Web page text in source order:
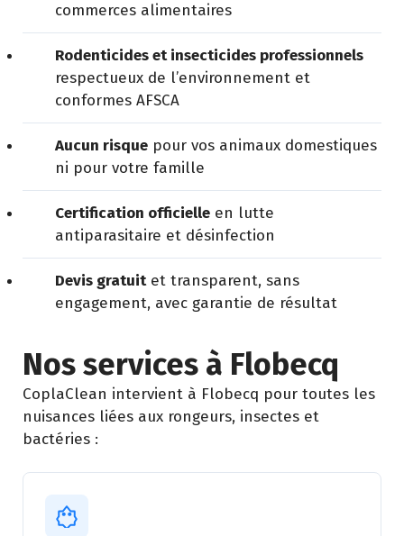
commerces alimentaires
Rodenticides et insecticides professionnels
respectueux de l’environnement et
conformes AFSCA
Aucun risque pour vos animaux domestiques
ni pour votre famille
Certification officielle en lutte
antiparasitaire et désinfection
Devis gratuitet transparent, sans
engagement, avec garantie de résultat
Nos services à Flobecq
CoplaClean intervient à Flobecq pour toutes les
nuisances liées aux rongeurs, insectes et
bactéries :